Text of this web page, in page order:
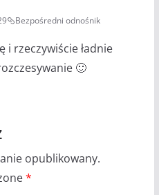
Bezpośredni odnośnik
i rzeczywiście ładnie
🙂
opublikowany.
*